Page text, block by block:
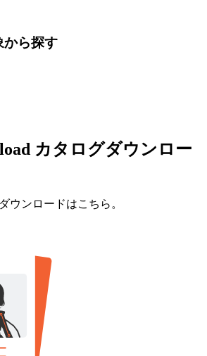
から探す
カタログダウンロー
ウンロードはこちら。